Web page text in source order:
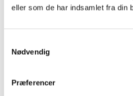
eller som de har indsamlet fra din
Nødvendig
Præferencer
Lifter
4
Lifter i alt